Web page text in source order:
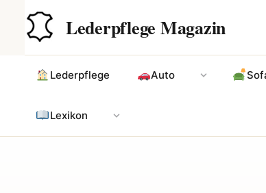
springen
Lederpflege Magazin
Lederpflege Auto
Lexikon
Hauptinhalt